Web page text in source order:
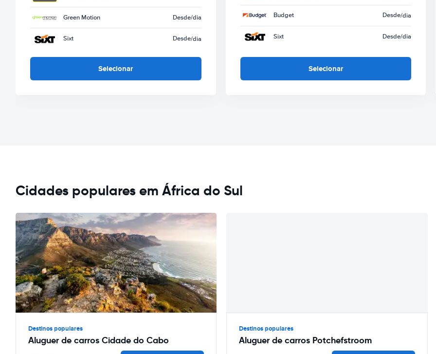
Green Motion Desde/dia
Sixt Desde/dia
Selecionar
Budget Desde/dia
Sixt Desde/dia
Selecionar
Cidades populares em África do Sul
Destinos populares
Aluguer de carros Cidade do Cabo
Destinos populares
Aluguer de carros Potchefstroom